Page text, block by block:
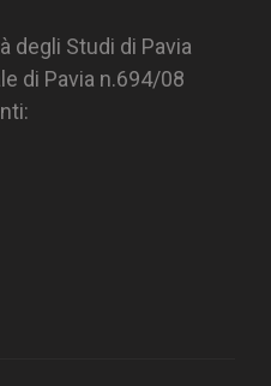
degli Studi di Pavia
di Pavia n.694/08